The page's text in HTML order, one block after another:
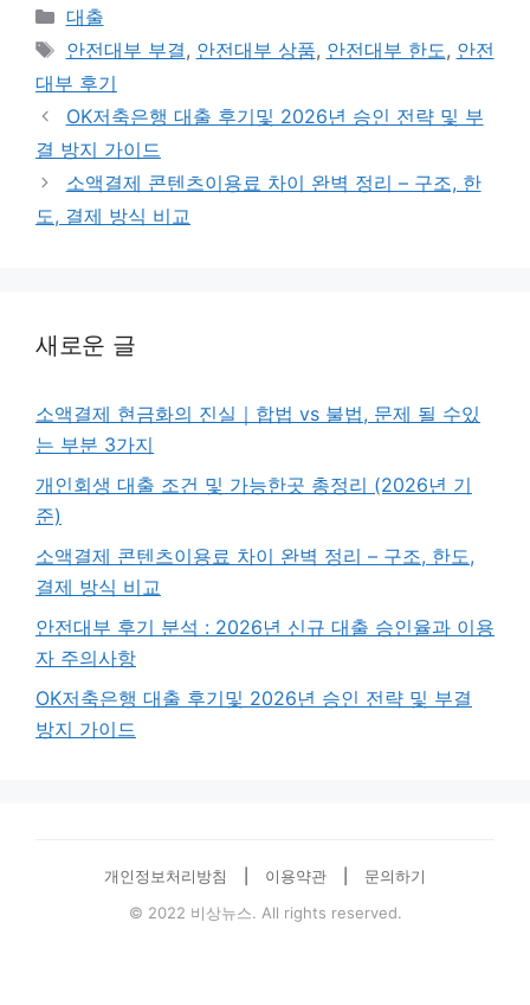
카
테
고
리
대출
태
그
안전대부 부결, 안전대부 상품, 안전대부 한도, 안전
대부 후기
OK저축은행 대출 후기및 2026년 승인 전략 및 부
결 방지 가이드
소액결제 콘텐츠이용료 차이 완벽 정리 – 구조, 한
도, 결제 방식 비교
새로운 글
소액결제 현금화의 진실｜합법 vs 불법, 문제 될 수있
는 부분 3가지
개인회생 대출 조건 및 가능한곳 총정리 (2026년 기
준)
소액결제 콘텐츠이용료 차이 완벽 정리 – 구조, 한도,
결제 방식 비교
안전대부 후기 분석 : 2026년 신규 대출 승인율과 이용
자 주의사항
OK저축은행 대출 후기및 2026년 승인 전략 및 부결
방지 가이드
개인정보처리방침 이용약관
문의하기
© 2022 비상뉴스. All rights reserved.